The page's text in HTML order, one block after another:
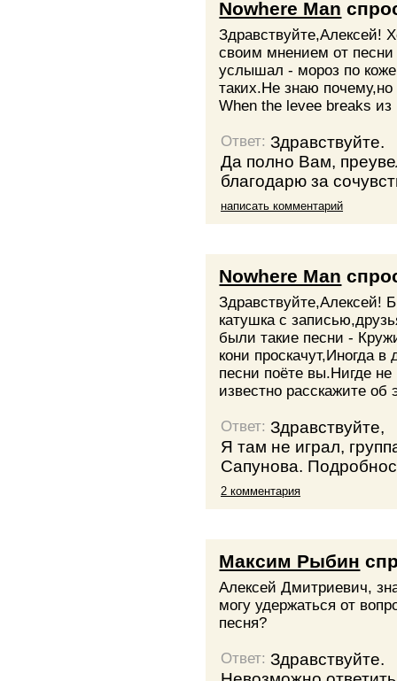
Nowhere Man
Здравствуйте,Алексей!
своим мнением от
услышал - мороз по
таких.Не знаю
When the levee breaks из
Ответ:Здравствуйте.
Да полно Вам,
благодарю за
написать комментарий
Nowhere Man
Здравствуйте,Алексей!
катушка с
были такие песни -
кони проскачут,Иногда
песни поёте вы.Нигде
известно расскажите об
Ответ:Здравствуйте,
Я там не играл,
Сапунова.
2 комментария
Максим Рыбин
Алексей Дмитриевич,
могу удержаться от
песня?
Ответ:Здравствуйте.